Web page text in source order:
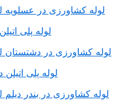
لوله کشاورزی در
لوله پلی
لوله کشاورزی در
لوله پلی
لوله کشاورزی در بندر